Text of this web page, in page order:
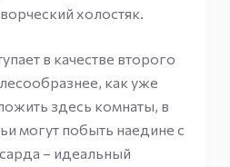
холостяк.
в качестве второго
как уже
здесь комнаты, в
могут побыть наедине с
– идеальный